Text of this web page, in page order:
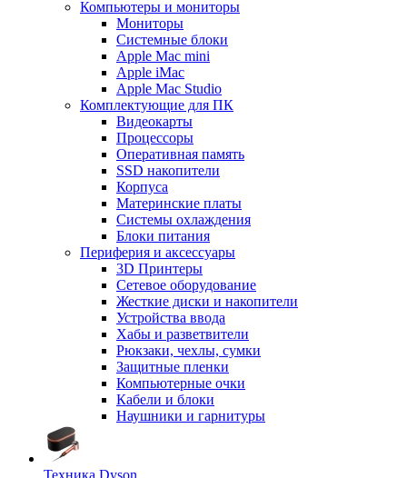
Компьютеры и мониторы
Мониторы
Системные блоки
Apple Mac mini
Apple iMac
Apple Mac Studio
Комплектующие для ПК
Видеокарты
Процессоры
Оперативная память
SSD накопители
Корпуса
Материнские платы
Системы охлаждения
Блоки питания
Периферия и аксессуары
3D Принтеры
Сетевое оборудование
Жесткие диски и накопители
Устройства ввода
Хабы и разветвители
Рюкзаки, чехлы, сумки
Защитные пленки
Компьютерные очки
Кабели и блоки
Наушники и гарнитуры
Техника Dyson